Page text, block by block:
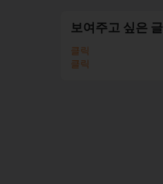
보여주고 싶은 글
클릭
클릭